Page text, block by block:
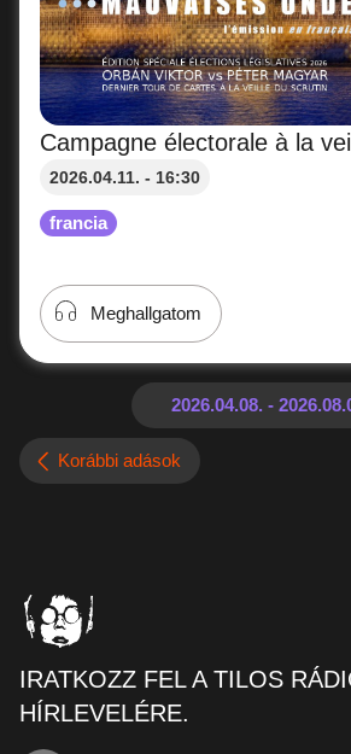
Campagne électorale à la
2026.04.11. - 16:30
francia
Meghallgatom
Korábbi adások
IRATKOZZ FEL A TILOS
HÍRLEVELÉRE.